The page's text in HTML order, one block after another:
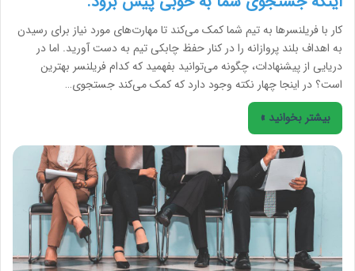
کار با فریلنسر‌ها به تیم شما کمک می‌کند تا مهارت‌های مورد نیاز برای رسیدن
به اهداف بلند پروازانه‌‌ را در کنار حفظ چابکی تیم به دست آورید. اما در
دریایی از پیشنهادات، چگونه می‌توانید بفهمید که کدام فریلنسر بهترین
است؟ در اینجا چهار نکته وجود دارد که کمک می‌کند جستجوی…
بیشتر بخوانید »